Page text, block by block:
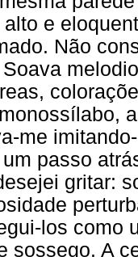
e
Não
me
passo
gritar:
los como
sossego. A